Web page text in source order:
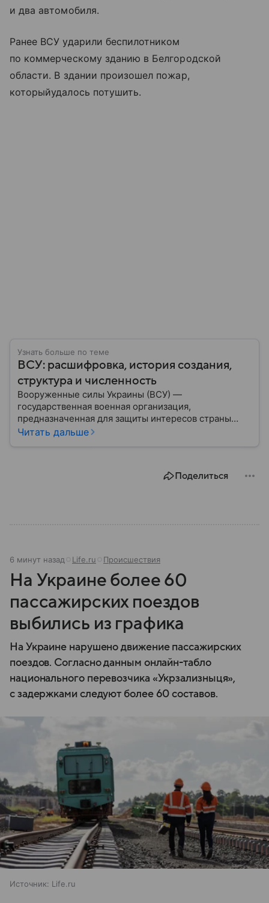
и два автомобиля.
Ранее ВСУ ударили беспилотником
по коммерческому зданию в Белгородской
области. В здании произошел пожар,
которыйудалось потушить.
Узнать больше по теме
ВСУ: расшифровка, история создания,
структура и численность
Вооруженные силы Украины (ВСУ) —
государственная военная организация,
предназначенная для защиты интересов страны
военным путем. Была создана после
Читать дальше
Поделиться
6 минут назад Life.ru Происшествия
На Украине более 60
пассажирских поездов
выбились из графика
На Украине нарушено движение пассажирских
поездов. Согласно данным онлайн-табло
национального перевозчика «Укрзализныця»,
с задержками следуют более 60 составов.
Источник: Life.ru